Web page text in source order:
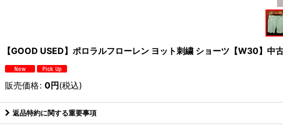
【GOOD USED】ポロラルフローレン ヨット刺繍 ショーツ【W30】中
販売価格: 0円(税込)
返品特約に関する重要事項